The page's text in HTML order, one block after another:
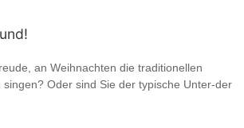
an Weihnachten die traditionellen
Oder sind Sie der typische Unter-der